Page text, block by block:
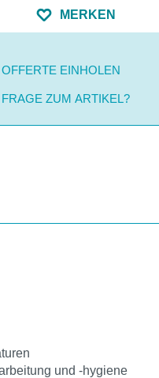
MERKEN
OFFERTE EINHOLEN
FRAGE ZUM ARTIKEL?
und -hygiene